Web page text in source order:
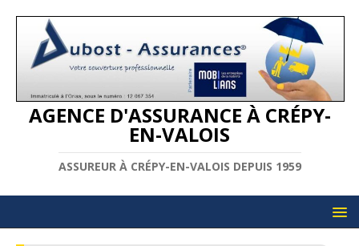
AGENCE D'ASSURANCE À CRÉPY-
EN-VALOIS
ASSUREUR À CRÉPY-EN-VALOIS DEPUIS 1959